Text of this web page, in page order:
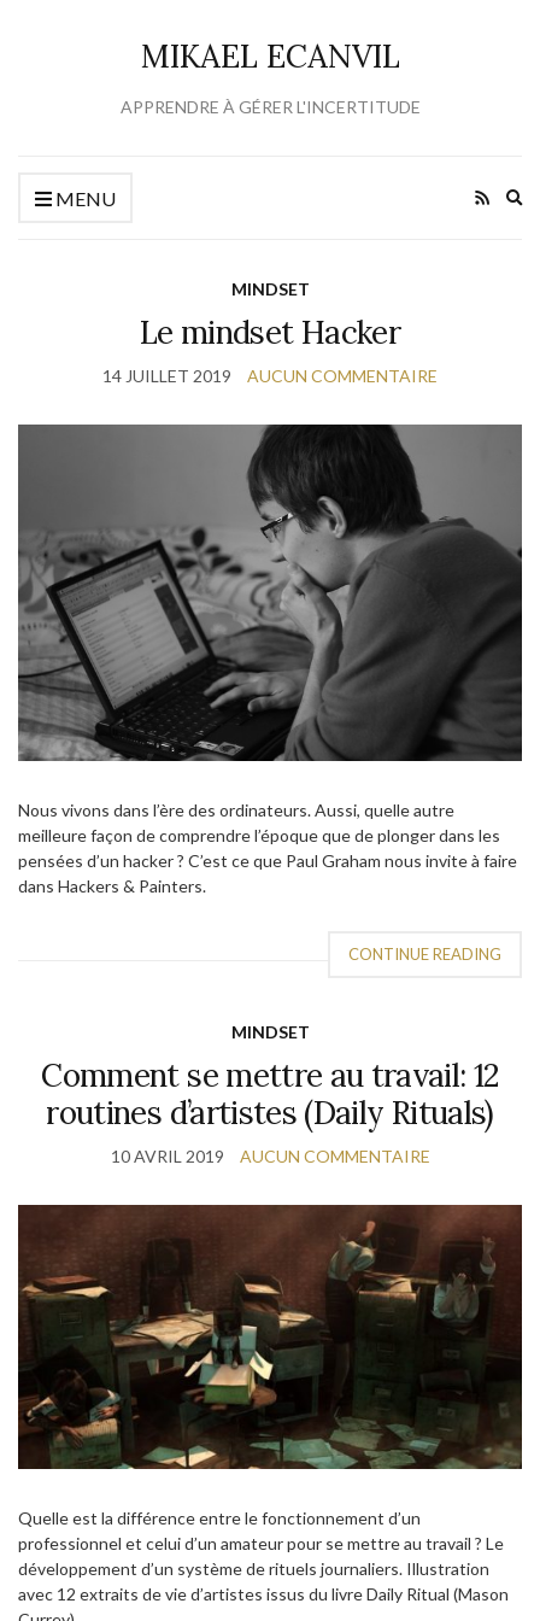
MIKAEL ECANVIL
APPRENDRE À GÉRER L'INCERTITUDE
MENU
MINDSET
Le mindset Hacker
14 JUILLET 2019 AUCUN COMMENTAIRE
Nous vivons dans l’ère des ordinateurs. Aussi, quelle autre
meilleure façon de comprendre l’époque que de plonger dans les
pensées d’un hacker ? C’est ce que Paul Graham nous invite à faire
dans Hackers & Painters.
CONTINUE READING
MINDSET
Comment se mettre au travail: 12
routines d’artistes (Daily Rituals)
10 AVRIL 2019 AUCUN COMMENTAIRE
Quelle est la différence entre le fonctionnement d’un
professionnel et celui d’un amateur pour se mettre au travail ? Le
développement d’un système de rituels journaliers. Illustration
avec 12 extraits de vie d’artistes issus du livre Daily Ritual (Mason